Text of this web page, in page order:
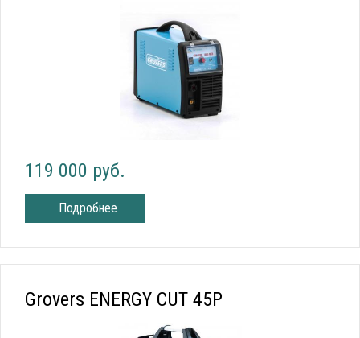
119 000 руб.
Подробнее
Grovers ENERGY CUT 45P